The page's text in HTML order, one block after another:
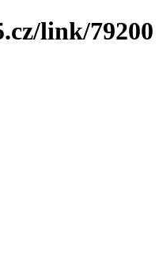
link/79200